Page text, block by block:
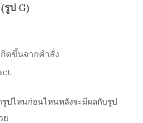
รูป G)
ดขึ้นจากคำสั่ง
รูปไหนก่อนไหนหลังจะมีผลกับรูป
ย